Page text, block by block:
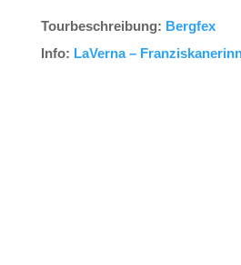
Tourbeschreibung: Bergfex
Info: LaVerna –